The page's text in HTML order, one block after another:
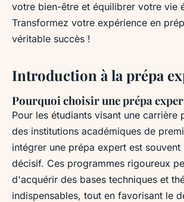
votre bien-être et équilibrer votre vie
Transformez votre expérience en
véritable succès !
Introduction à la prépa
Pourquoi choisir une prépa
Pour les étudiants visant une carrière
des institutions académiques de
intégrer une prépa expert est souvent
décisif. Ces programmes rigoureux
d'acquérir des bases techniques et
indispensables, tout en favorisant le